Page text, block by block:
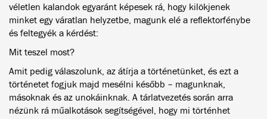
véletlen kalandok egyaránt képesek rá, hogy kilökjenek
minket egy váratlan helyzetbe, magunk elé a reflektorfénybe
és feltegyék a kérdést:
Mit teszel most?
Amit pedig válaszolunk, az átírja a történetünket, és ezt a
történetet fogjuk majd mesélni később – magunknak,
másoknak és az unokáinknak. A tárlatvezetés során arra
nézünk rá műalkotások segítségével, hogy mi történhet